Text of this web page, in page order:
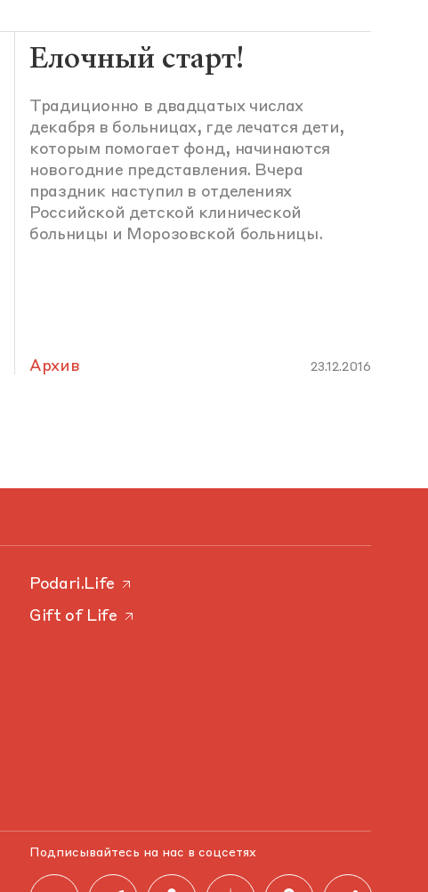
Елочный старт!
Традиционно в двадцатых числах
декабря в больницах, где лечатся дети,
которым помогает фонд, начинаются
новогодние представления. Вчера
праздник наступил в отделениях
Российской детской клинической
больницы и Морозовской больницы.
Архив 23.12.2016
Podari.Life
Gift of Life
Подписывайтесь на нас в соцсетях